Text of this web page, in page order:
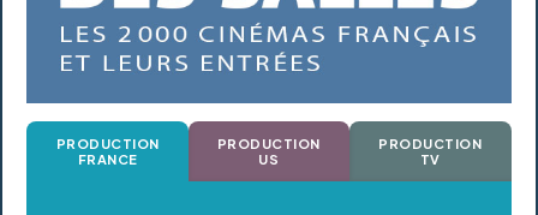
PRODUCTION
FRANCE
PRODUCTION
US
PRODUCTION
TV